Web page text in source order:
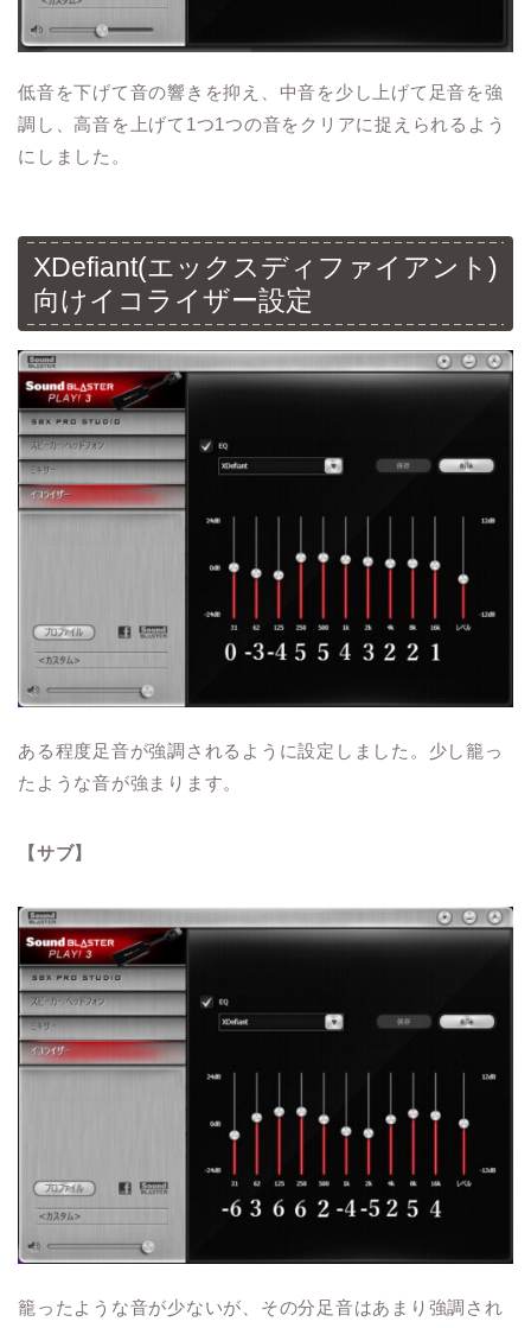
低音を下げて音の響きを抑え、中音を少し上げて足音を強
調し、高音を上げて1つ1つの音をクリアに捉えられるよう
にしました。
XDefiant(エックスディファイアント)
向けイコライザー設定
ある程度足音が強調されるように設定しました。少し籠っ
たような音が強まります。
【サブ】
籠ったような音が少ないが、その分足音はあまり強調され